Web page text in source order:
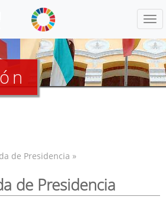
de Presidencia »
de Presidencia